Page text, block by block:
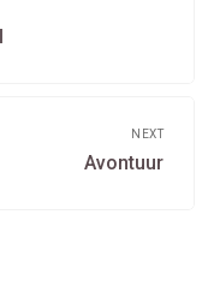
NEXT
Next
Avontuur